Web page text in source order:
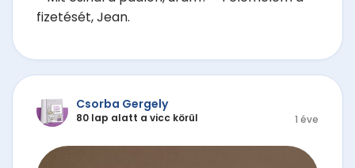
fizetését, Jean.
Csorba Gergely
80 lap alatt a vicc körül 1 éve